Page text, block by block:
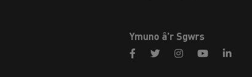
Ymuno â’r Sgwrs